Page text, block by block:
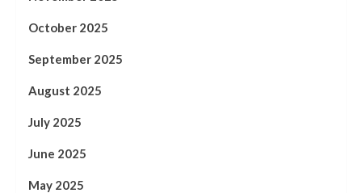
October 2025
September 2025
August 2025
July 2025
June 2025
May 2025